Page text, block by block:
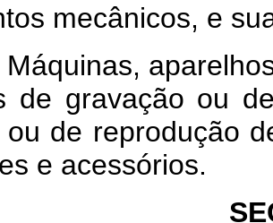
mecânicos, e
aparelhos
de gravação ou
ou de reprodução
e acessórios.